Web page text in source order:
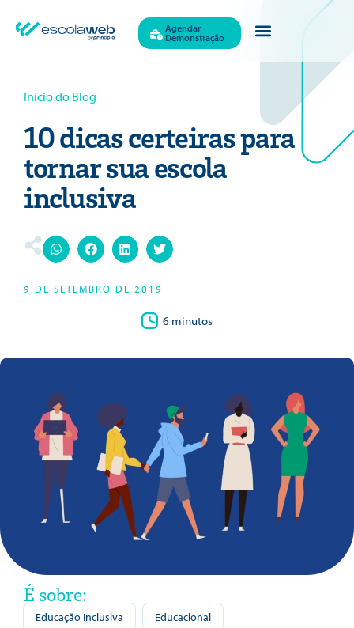
Agendar
Demonstração
Início do Blog
10 dicas certeiras para
tornar sua escola
inclusiva
9 DE SETEMBRO DE 2019
6 minutos
É sobre:
Educação Inclusiva Educacional